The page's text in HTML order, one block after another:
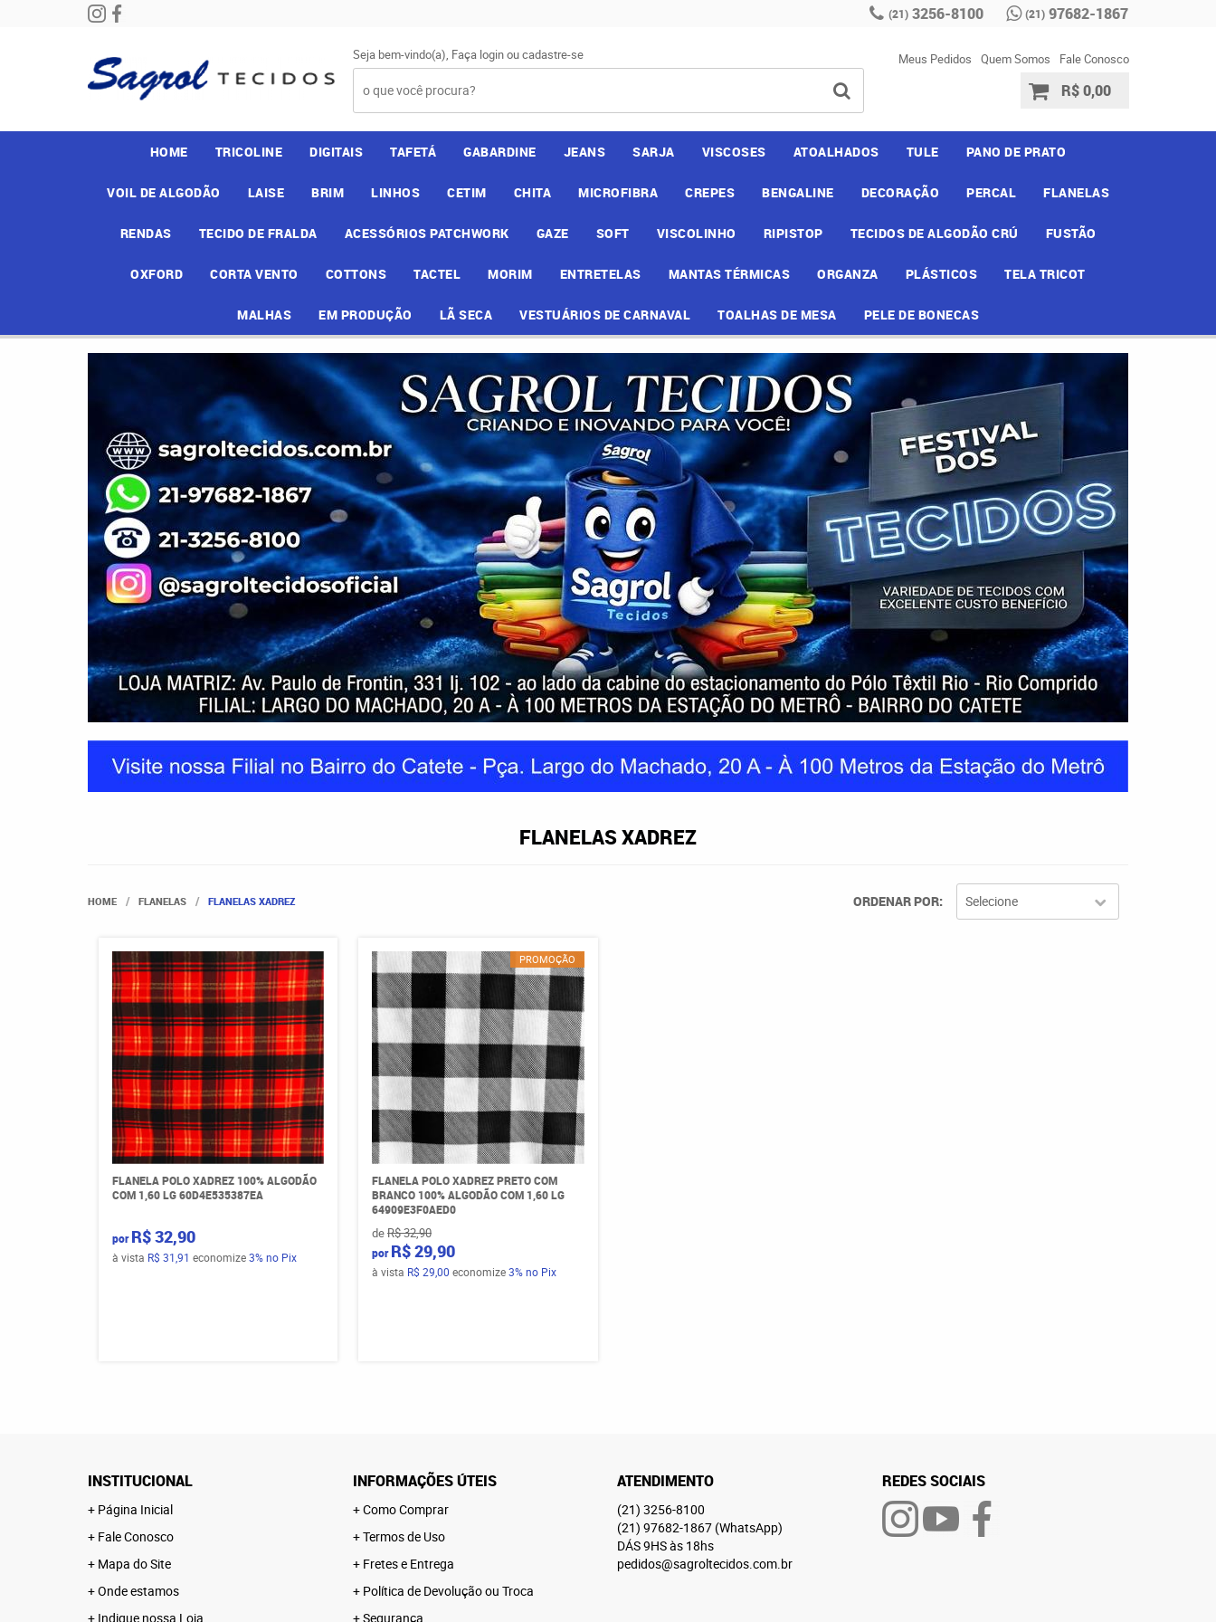
(21) 3256-8100 (21) 97682-1867
Seja bem-vindo(a), Faça loginoucadastre-se Meus Pedidos Quem Somos Fale Conosco
R$ 0,00
HOME TRICOLINE DIGITAIS TAFETÁ GABARDINE JEANS SARJA VISCOSES ATOALHADOS TULE PANO DE PRATO
VOIL DE ALGODÃO LAISE BRIM LINHOS CETIM CHITA MICROFIBRA CREPES BENGALINE DECORAÇÃO PERCAL FLANELAS
RENDAS TECIDO DE FRALDA ACESSÓRIOS PATCHWORK GAZE SOFT VISCOLINHO RIPISTOP TECIDOS DE ALGODÃO CRÚ FUSTÃO
OXFORD CORTA VENTO COTTONS TACTEL MORIM ENTRETELAS MANTAS TÉRMICAS ORGANZA PLÁSTICOS TELA TRICOT
MALHAS EM PRODUÇÃO LÃ SECA VESTUÁRIOS DE CARNAVAL TOALHAS DE MESA PELE DE BONECAS
FLANELAS XADREZ
HOME FLANELAS FLANELAS XADREZ ORDENAR POR Selecione
FLANELA POLO XADREZ 100% ALGODÃO
COM 1,60 LG 60D4E535387EA
por R$ 32,90
à vista R$ 31,91 economize3% no Pix
PROMOÇÃO
FLANELA POLO XADREZ PRETO COM
BRANCO 100% ALGODÃO COM 1,60 LG
64909E3F0AED0
deR$ 32,90
por R$ 29,90
à vista R$ 29,00 economize3%no Pix
INSTITUCIONAL
Página Inicial
Fale Conosco
Mapa do Site
Onde estamos
Indique nossa Loja
INFORMAÇÕES ÚTEIS
Como Comprar
Termos de Uso
Fretes e Entrega
Política de Devolução ou Troca
Segurança
ATENDIMENTO
(21) 3256-8100
(21) 97682-1867 (WhatsApp)
DÁS 9HS às 18hs
pedidos@sagroltecidos.com.br
REDES SOCIAIS